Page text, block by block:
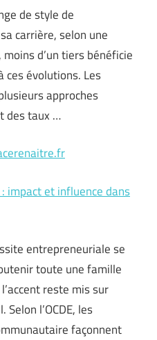
de style de
carrière, selon une
moins d’un tiers bénéficie
ces évolutions. Les
approches
des taux …
impact et influence dans
entrepreneuriale se
toute une famille
reste mis sur
l’OCDE, les
façonnent